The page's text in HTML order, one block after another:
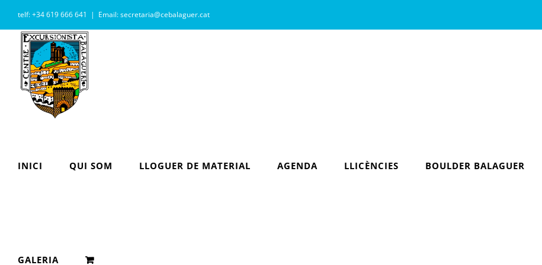
to
content
telf: +34 619 666 641 | Email: secretaria@cebalaguer.cat
INICI QUI SOM LLOGUER DE MATERIAL AGENDA LLICÈNCIES BOULDER BALAGUER
GALERIA